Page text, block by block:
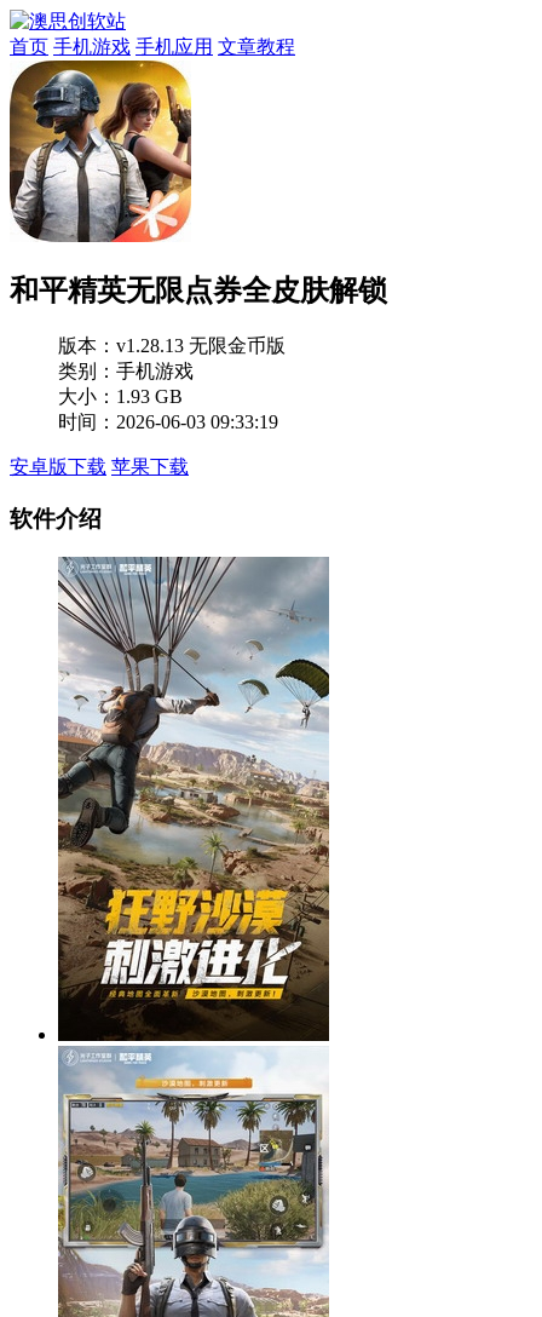
首页 手机游戏 手机应用 文章教程
和平精英无限点券全皮肤解锁
版本： v1.28.13 无限金币版
类别：手机游戏
大小：1.93 GB
时间：2026-06-03 09:33:19
安卓版下载 苹果下载
软件介绍